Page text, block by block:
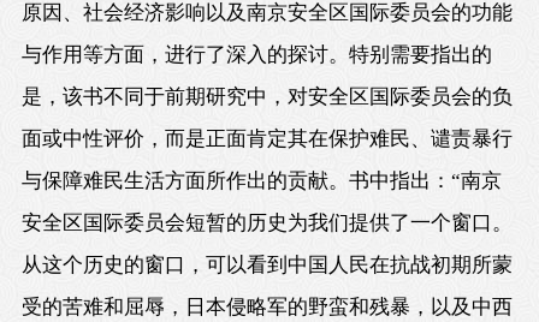
原因、社会经济影响以及南京安全区国际委员会的功能
与作用等方面，进行了深入的探讨。特别需要指出的
是，该书不同于前期研究中，对安全区国际委员会的负
面或中性评价，而是正面肯定其在保护难民、谴责暴行
与保障难民生活方面所作出的贡献。书中指出：“南京
安全区国际委员会短暂的历史为我们提供了一个窗口。
从这个历史的窗口，可以看到中国人民在抗战初期所蒙
受的苦难和屈辱，日本侵略军的野蛮和残暴，以及中西